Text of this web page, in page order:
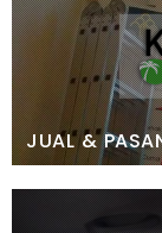
JUAL &